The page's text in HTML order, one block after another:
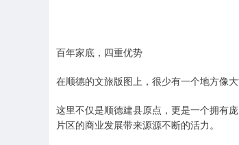
百年家底，四重优势
在顺德的文旅版图上，很少有一个地方像
这里不仅是顺德建县原点，更是一个拥有
片区的商业发展带来源源不断的活力。